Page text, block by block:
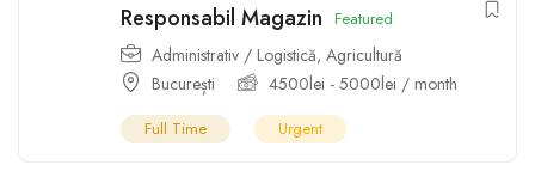
Responsabil Magazin Featured
Administrativ / Logistică, Agricultură
București
4500lei - 5000lei / month
Full Time Urgent